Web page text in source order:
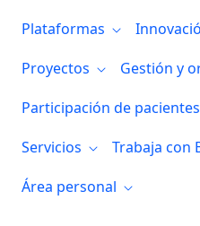
Plataformas
Proyectos
Gestión y
Participación de pacientes
Servicios
Trabaja con
Área personal